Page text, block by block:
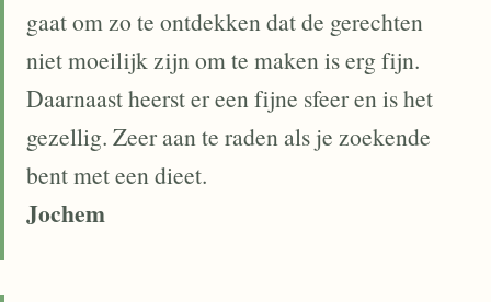
gaat om zo te ontdekken dat de gerechten
niet moeilijk zijn om te maken is erg fijn.
Daarnaast heerst er een fijne sfeer en is het
gezellig. Zeer aan te raden als je zoekende
bent met een dieet.
Jochem